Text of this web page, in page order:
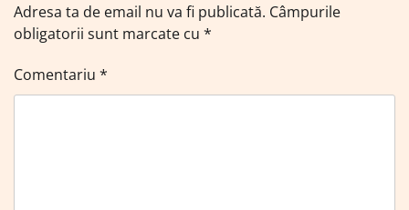
Adresa ta de email nu va fi publicată. Câmpurile
obligatorii sunt marcate cu *
Comentariu *